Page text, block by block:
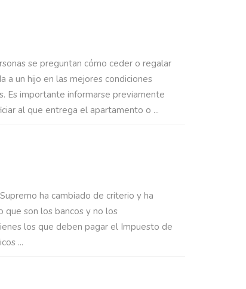
se preguntan cómo ceder o regalar
a un hijo en las mejores condiciones
Es importante informarse previamente
al que entrega el apartamento o ...
ha cambiado de criterio y ha
que son los bancos y no los
los que deben pagar el Impuesto de
...